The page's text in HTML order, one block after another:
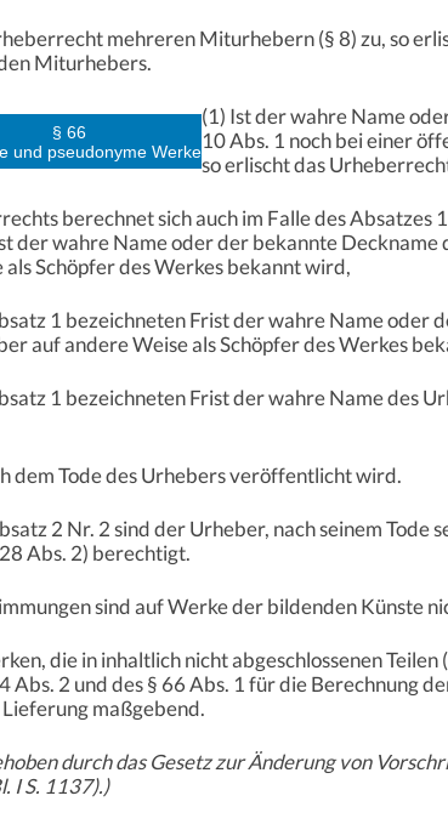
mehreren Miturhebern (§ 8) zu, so
Miturhebers.
§ 66
und pseudonyme Werke
(1) Ist der wahre Name
10 Abs. 1 noch bei einer
so erlischt das
berechnet sich auch im Falle des Absatzes
der wahre Name oder der bekannte Deckname
Schöpfer des Werkes bekannt wird,
1 bezeichneten Frist der wahre Name oder
auf andere Weise als Schöpfer des Werkes
1 bezeichneten Frist der wahre Name des
dem Tode des Urhebers veröffentlicht wird.
2 Nr. 2 sind der Urheber, nach seinem Tode
Abs. 2) berechtigt.
sind auf Werke der bildenden Künste
die in inhaltlich nicht abgeschlossenen
Abs. 2 und des § 66 Abs. 1 für die Berechnung
maßgebend.
durch das Gesetz zur Änderung von
I S. 1137).)